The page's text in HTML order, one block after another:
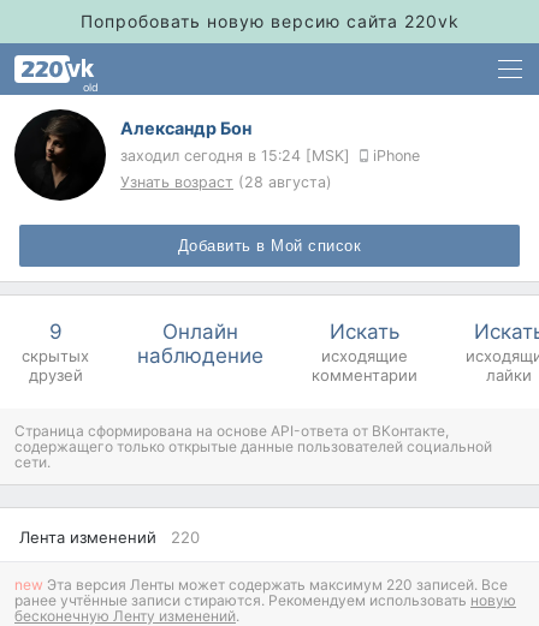
Попробовать новую версию сайта 220vk
old
Добавить в Мой список
Александр Бон
заходил сегодня в 15:24 [MSK]
iPhone
Узнать возраст (28 августа)
9
скрытых
друзей
Онлайн
наблюдение
Искать
исходящие
комментарии
лайки
Страница сформирована на основе API-ответа от ВКонтакте,
содержащего только открытые данные пользователей социальной
сети.
Лента изменений 220
new Эта версия Ленты может содержать максимум 220 записей. Все
ранее учтённые записи стираются. Рекомендуем использовать новую
бесконечную Ленту изменений.